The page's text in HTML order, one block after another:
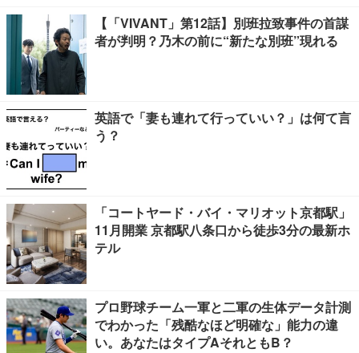
【「VIVANT」第12話】別班拉致事件の首謀
者が判明？乃木の前に“新たな別班”現れる
英語で「妻も連れて行っていい？」は何て言
う？
「コートヤード・バイ・マリオット京都駅」
11月開業 京都駅八条口から徒歩3分の最新ホ
テル
プロ野球チーム一軍と二軍の生体データ計測
でわかった「残酷なほど明確な」能力の違
い。あなたはタイプAそれともB？